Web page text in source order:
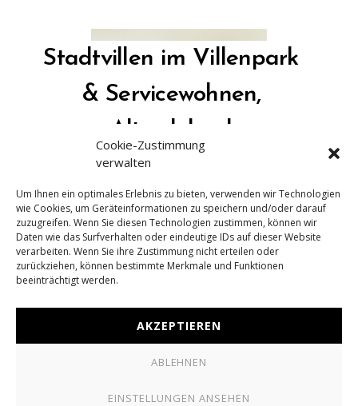
Cookie-Zustimmung
verwalten
Um Ihnen ein optimales Erlebnis zu bieten, verwenden wir Technologien
wie Cookies, um Geräteinformationen zu speichern und/oder darauf
zuzugreifen. Wenn Sie diesen Technologien zustimmen, können wir
Daten wie das Surfverhalten oder eindeutige IDs auf dieser Website
verarbeiten. Wenn Sie ihre Zustimmung nicht erteilen oder
zurückziehen, können bestimmte Merkmale und Funktionen
beeinträchtigt werden.
AKZEPTIEREN
ABLEHNEN
EINSTELLUNGEN ANSEHEN
Stadtvillen im Villenpark
& Servicewohnen,
Altradebeul
SWG – Sächsische Wohnimmobilien GmbH
+49 351 321 49 789
MAIL@BILDWERK-VISUALISIERUNG.DE
BILDWERK Visualisierung ist eine Spezialisierung von
IMPRESSUM DATENSCHUTZ COOKIE-RICHTLINIE